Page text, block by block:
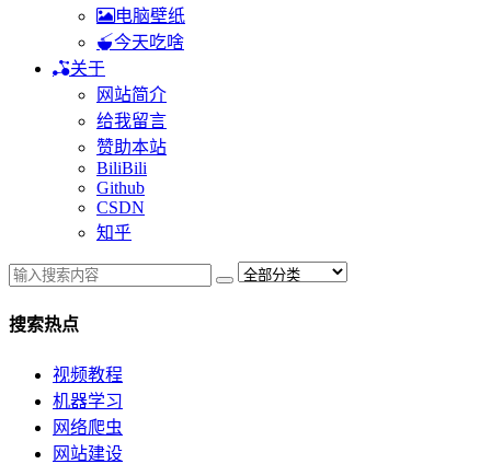
电脑壁纸
今天吃啥
关于
网站简介
给我留言
赞助本站
BiliBili
Github
CSDN
知乎
搜索热点
视频教程
机器学习
网络爬虫
网站建设